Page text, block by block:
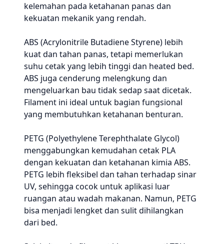
kelemahan pada ketahanan panas dan
kekuatan mekanik yang rendah.
ABS (Acrylonitrile Butadiene Styrene) lebih
kuat dan tahan panas, tetapi memerlukan
suhu cetak yang lebih tinggi dan heated bed.
ABS juga cenderung melengkung dan
mengeluarkan bau tidak sedap saat dicetak.
Filament ini ideal untuk bagian fungsional
yang membutuhkan ketahanan benturan.
PETG (Polyethylene Terephthalate Glycol)
menggabungkan kemudahan cetak PLA
dengan kekuatan dan ketahanan kimia ABS.
PETG lebih fleksibel dan tahan terhadap sinar
UV, sehingga cocok untuk aplikasi luar
ruangan atau wadah makanan. Namun, PETG
bisa menjadi lengket dan sulit dihilangkan
dari bed.